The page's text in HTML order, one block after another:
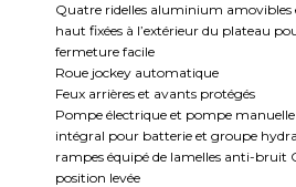
Quatre ridelles aluminium amovibles
haut fixées à l’extérieur du plateau
fermeture facile
Roue jockey automatique
Feux arrières et avants protégés
Pompe électrique et pompe manuelle
intégral pour batterie et groupe
rampes équipé de lamelles anti-bruit
position levée